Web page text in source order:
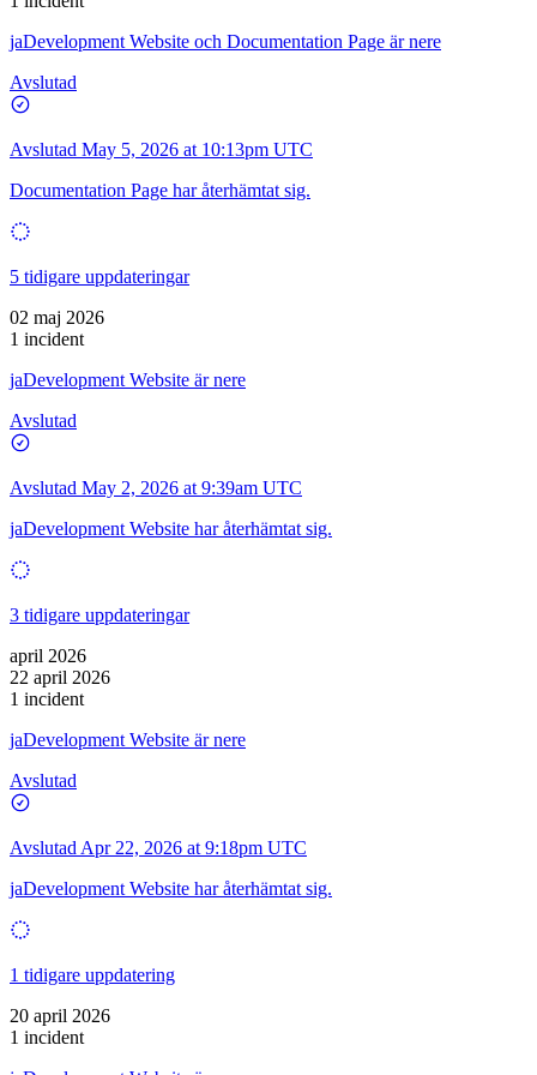
jaDevelopment Website och Documentation Page är nere
Avslutad
Avslutad May 5, 2026 at 10:13pm UTC
Documentation Page har återhämtat sig.
5 tidigare uppdateringar
02 maj 2026
1 incident
jaDevelopment Website är nere
Avslutad
Avslutad May 2, 2026 at 9:39am UTC
jaDevelopment Website har återhämtat sig.
3 tidigare uppdateringar
april 2026
22 april 2026
1 incident
jaDevelopment Website är nere
Avslutad
Avslutad Apr 22, 2026 at 9:18pm UTC
jaDevelopment Website har återhämtat sig.
1 tidigare uppdatering
20 april 2026
1 incident